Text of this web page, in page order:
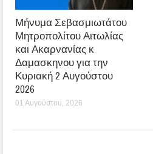
Μήνυμα Σεβασμιωτάτου
Μητροπολίτου Αιτωλίας
και Ακαρνανίας κ
Δαμασκηνου για την
Κυριακή 2 Αυγούστου
2026
01 Αυγούστου, 2026